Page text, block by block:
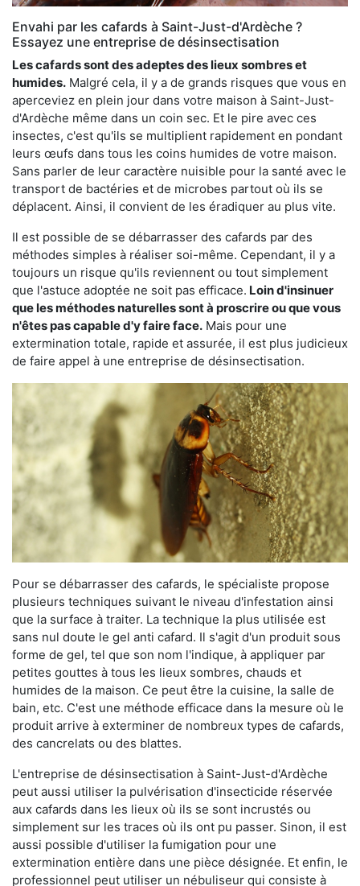
Envahi par les cafards à Saint-Just-d'Ardèche ?
Essayez une entreprise de désinsectisation
Les cafards sont des adeptes des lieux sombres et
humides. Malgré cela, il y a de grands risques que vous en
aperceviez en plein jour dans votre maison à Saint-Just-
d'Ardèche même dans un coin sec. Et le pire avec ces
insectes, c'est qu'ils se multiplient rapidement en pondant
leurs œufs dans tous les coins humides de votre maison.
Sans parler de leur caractère nuisible pour la santé avec le
transport de bactéries et de microbes partout où ils se
déplacent. Ainsi, il convient de les éradiquer au plus vite.
Il est possible de se débarrasser des cafards par des
méthodes simples à réaliser soi-même. Cependant, il y a
toujours un risque qu'ils reviennent ou tout simplement
que l'astuce adoptée ne soit pas efficace. Loin d'insinuer
que les méthodes naturelles sont à proscrire ou que vous
n'êtes pas capable d'y faire face. Mais pour une
extermination totale, rapide et assurée, il est plus judicieux
de faire appel à une entreprise de désinsectisation.
Pour se débarrasser des cafards, le spécialiste propose
plusieurs techniques suivant le niveau d'infestation ainsi
que la surface à traiter. La technique la plus utilisée est
sans nul doute le gel anti cafard. Il s'agit d'un produit sous
forme de gel, tel que son nom l'indique, à appliquer par
petites gouttes à tous les lieux sombres, chauds et
humides de la maison. Ce peut être la cuisine, la salle de
bain, etc. C'est une méthode efficace dans la mesure où le
produit arrive à exterminer de nombreux types de cafards,
des cancrelats ou des blattes.
L'entreprise de désinsectisation à Saint-Just-d'Ardèche
peut aussi utiliser la pulvérisation d'insecticide réservée
aux cafards dans les lieux où ils se sont incrustés ou
simplement sur les traces où ils ont pu passer. Sinon, il est
aussi possible d'utiliser la fumigation pour une
extermination entière dans une pièce désignée. Et enfin, le
professionnel peut utiliser un nébuliseur qui consiste à